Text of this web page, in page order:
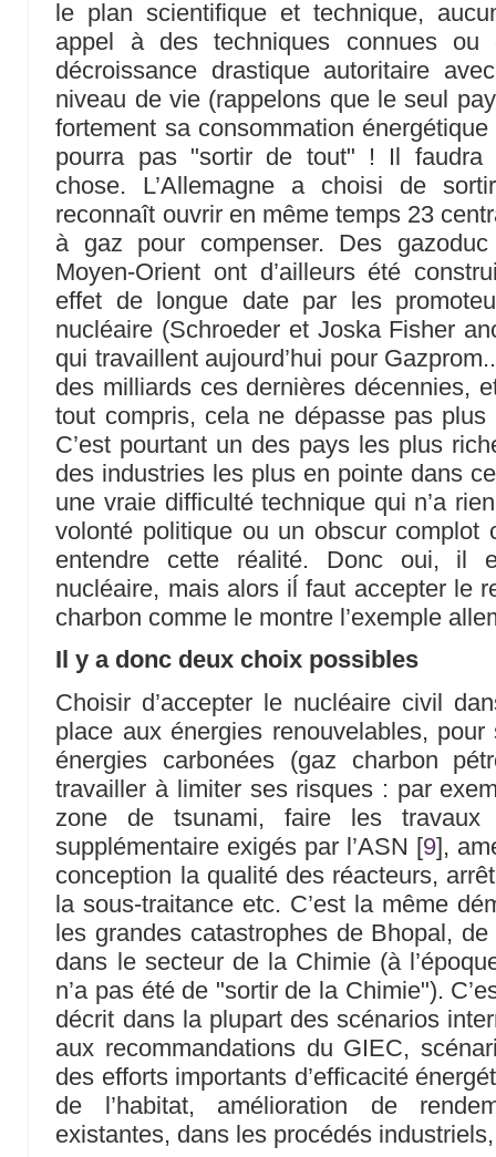
le plan scientifique et technique,
appel à des techniques connues
décroissance drastique autoritaire
niveau de vie (rappelons que le seul
fortement sa consommation
pourra pas "sortir de tout" ! Il faudra
chose. L’Allemagne a choisi de
reconnaît ouvrir en même temps 23
à gaz pour compenser. Des
Moyen-Orient ont d’ailleurs été
effet de longue date par les
nucléaire (Schroeder et Joska Fisher
qui travaillent aujourd’hui pour
des milliards ces dernières décennies,
tout compris, cela ne dépasse pas
C’est pourtant un des pays les plus
des industries les plus en pointe dans
une vraie difficulté technique qui n’a
volonté politique ou un obscur complot
entendre cette réalité. Donc oui, il
nucléaire, mais alors iĺ faut accepter le
charbon comme le montre l’exemple
Il y a donc deux choix possibles
Choisir d’accepter le nucléaire civil
place aux énergies renouvelables,
énergies carbonées (gaz charbon
travailler à limiter ses risques : par
zone de tsunami, faire les travaux
supplémentaire exigés par l’ASN [9],
conception la qualité des réacteurs,
la sous-traitance etc. C’est la même
les grandes catastrophes de Bhopal,
dans le secteur de la Chimie (à
n’a pas été de "sortir de la Chimie").
décrit dans la plupart des scénarios
aux recommandations du GIEC,
des efforts importants d’efficacité
de l’habitat, amélioration de
existantes, dans les procédés